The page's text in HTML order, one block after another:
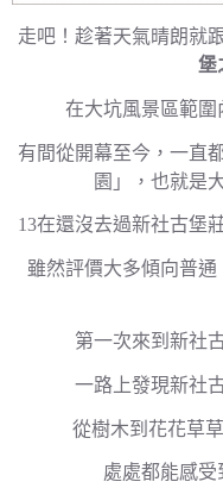
走吧！趁著天氣晴朗就
堡
在大坑風景區範
有間從開幕至今，一直
園」，也就是
13在還沒去過新社古堡
雖然評價大多傾向普
第一次來到新社
一路上發現新社
從樹木到花花草
處處都能感受